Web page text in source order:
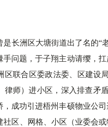
是长洲区大塘街道出了名的“
手问题，于子翔主动请缨，
区联合区委政法委、区建设
律师）进小区，深入排查矛
，成功引进梧州丰硕物业公
社区、网格、小区（业委会